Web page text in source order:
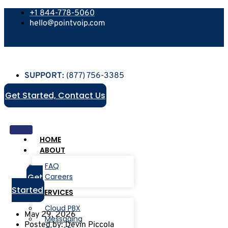
+1 844-778-5060
hello@pointvoip.com
SUPPORT: (877) 756-3385
Get Started, Contact Us
HOME
ABOUT
FAQ
Careers
SERVICES
Cloud PBX
Messaging
Get
Started
May 29, 2026
Posted by:Devin Piccola